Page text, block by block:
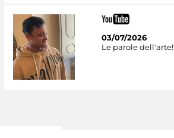
03/07/2026
Le parole dell'arte!